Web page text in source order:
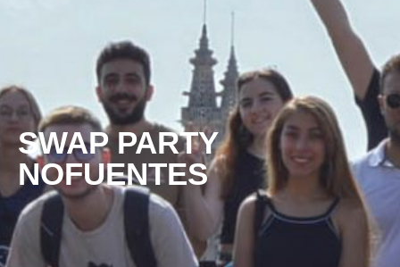
SWAP PARTY
NOFUENTES